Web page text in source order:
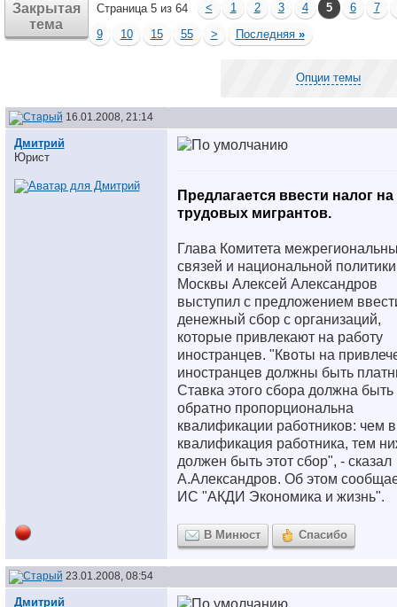
Закрытая
тема
Страница 5 из 64 < 1 2 3 4 5 6
7
9
10 15 55 > Последняя »
Опции темы
16.01.2008, 21:14
Дмитрий
Юрист
Предлагается ввести налог на
трудовых мигрантов.
Глава Комитета
связей и национальной политики
Москвы Алексей Александров
выступил с предложением
денежный сбор с организаций,
которые привлекают на работу
иностранцев. "Квоты на
иностранцев должны быть
Ставка этого сбора должна быть
обратно пропорциональна
квалификации работников: чем
квалификация работника, тем
должен быть этот сбор", - сказал
А.Александров. Об этом
ИС "АКДИ Экономика и жизнь".
В Минюст Спасибо
23.01.2008, 08:54
Дмитрий